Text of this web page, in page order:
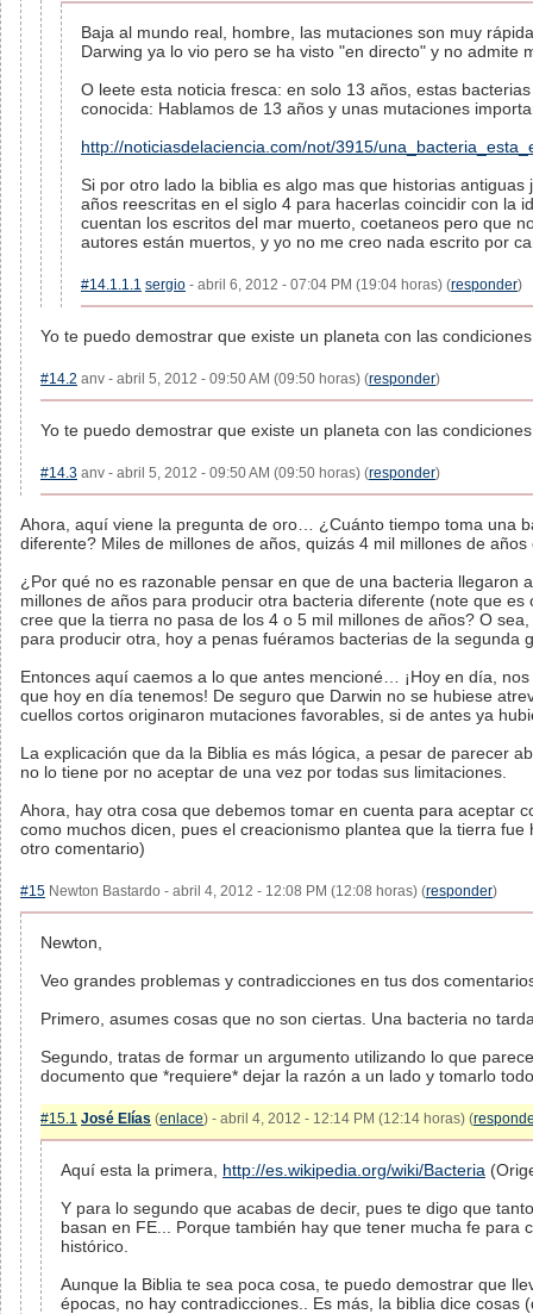
Baja al mundo real, hombre, las mutaciones son muy
Darwing ya lo vio pero se ha visto "en directo" y no admite
O leete esta noticia fresca: en solo 13 años, estas
conocida: Hablamos de 13 años y unas mutaciones
http://noticiasdelaciencia.com/not/3915/
Si por otro lado la biblia es algo mas que historias
años reescritas en el siglo 4 para hacerlas coincidir con la
cuentan los escritos del mar muerto, coetaneos pero que
autores están muertos, y yo no me creo nada escrito por
#14.1.1.1 sergio - abril 6, 2012 - 07:04 PM (19:04 horas) (responder)
Yo te puedo demostrar que existe un planeta con las
#14.2 anv - abril 5, 2012 - 09:50 AM (09:50 horas) (responder)
Yo te puedo demostrar que existe un planeta con las
#14.3 anv - abril 5, 2012 - 09:50 AM (09:50 horas) (responder)
Ahora, aquí viene la pregunta de oro… ¿Cuánto tiempo toma una
diferente? Miles de millones de años, quizás 4 mil millones de
¿Por qué no es razonable pensar en que de una bacteria
millones de años para producir otra bacteria diferente (note que
cree que la tierra no pasa de los 4 o 5 mil millones de años? O
para producir otra, hoy a penas fuéramos bacterias de la segunda
Entonces aquí caemos a lo que antes mencioné… ¡Hoy en día,
que hoy en día tenemos! De seguro que Darwin no se hubiese
cuellos cortos originaron mutaciones favorables, si de antes ya
La explicación que da la Biblia es más lógica, a pesar de parecer
no lo tiene por no aceptar de una vez por todas sus limitaciones.
Ahora, hay otra cosa que debemos tomar en cuenta para aceptar
como muchos dicen, pues el creacionismo plantea que la tierra
otro comentario)
#15 Newton Bastardo - abril 4, 2012 - 12:08 PM (12:08 horas) (responder)
Newton,
Veo grandes problemas y contradicciones en tus dos
Primero, asumes cosas que no son ciertas. Una bacteria no
Segundo, tratas de formar un argumento utilizando lo que
documento que *requiere* dejar la razón a un lado y tomarlo
#15.1 José Elías (enlace) - abril 4, 2012 - 12:14 PM (12:14 horas) (
Aquí esta la primera, http://es.wikipedia.org/wiki/Bacteria
Y para lo segundo que acabas de decir, pues te digo que
basan en FE... Porque también hay que tener mucha fe
histórico.
Aunque la Biblia te sea poca cosa, te puedo demostrar que
épocas, no hay contradicciones.. Es más, la biblia dice